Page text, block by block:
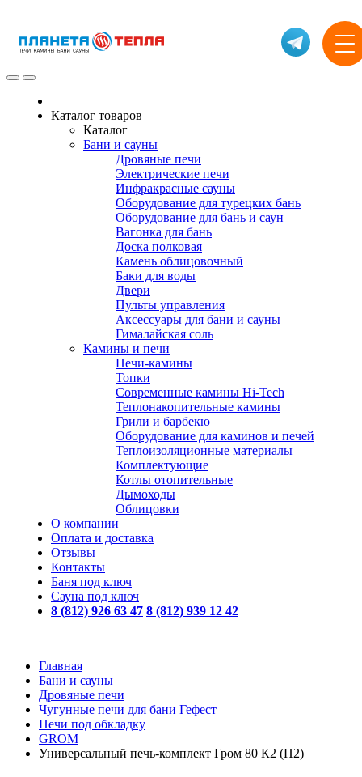
Каталог товаров
Каталог
Бани и сауны
Дровяные печи
Электрические печи
Инфракрасные сауны
Оборудование для турецких бань
Оборудование для бань и саун
Вагонка для бань
Доска полковая
Камень облицовочный
Баки для воды
Двери
Пульты управления
Аксессуары для бани и сауны
Гималайская соль
Камины и печи
Печи-камины
Топки
Современные камины Hi-Tech
Теплонакопительные камины
Грили и барбекю
Оборудование для каминов и печей
Теплоизоляционные материалы
Комплектующие
Котлы отопительные
Дымоходы
Облицовки
О компании
Оплата и доставка
Отзывы
Контакты
Баня под ключ
Сауна под ключ
8 (812) 926 63 47 8 (812) 939 12 42
Главная
Бани и сауны
Дровяные печи
Чугунные печи для бани Гефест
Печи под обкладку
GROM
Универсальный печь-комплект Гром 80 К2 (П2)